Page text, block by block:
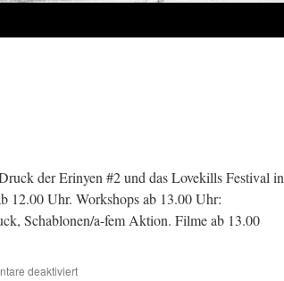
der Erinyen #2 und das Lovekills Festival in
12.00 Uhr. Workshops ab 13.00 Uhr:
Schablonen/a-fem Aktion. Filme ab 13.00
deaktiviertfür